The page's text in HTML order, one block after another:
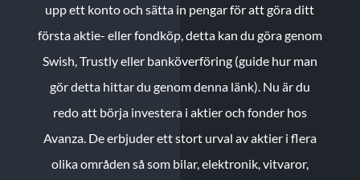
upp ett konto och sätta in pengar för att göra ditt
första aktie- eller fondköp, detta kan du göra genom
Swish, Trustly eller banköverföring (guide hur man
gör detta hittar du genom denna länk). Nu är du
redo att börja investera i aktier och fonder hos
Avanza. De erbjuder ett stort urval av aktier i flera
olika områden så som bilar, elektronik, vitvaror,